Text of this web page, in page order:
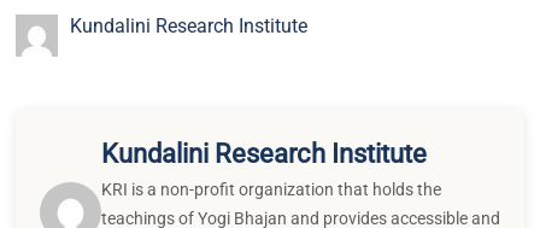
Kundalini Research Institute
Kundalini Research Institute
KRI is a non-profit organization that holds the
teachings of Yogi Bhajan and provides accessible and